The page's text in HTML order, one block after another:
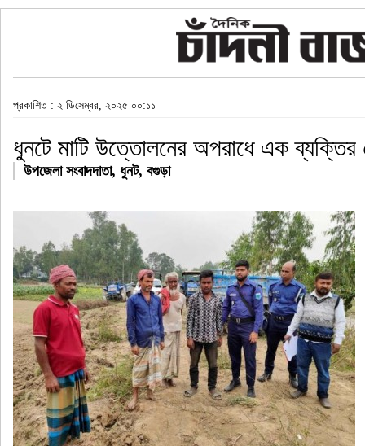
প্রকাশিত : ২ ডিসেম্বর, ২০২৫ ০০:১১
ধুনটে মাটি উত্তোলনের অপরাধে এক ব্যক্তির
উপজেলা সংবাদদাতা, ধুনট, বগুড়া